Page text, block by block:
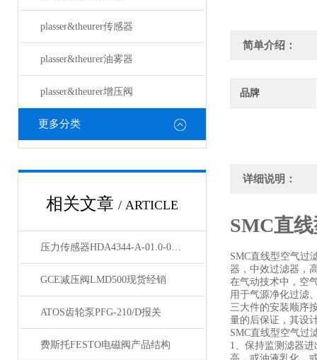
plasser&theurer传感器
plasser&theurer油雾器
plasser&theurer增压阀
更多分类
相关文章 / ARTICLE
压力传感器HDA4344-A-01.0-000-F1 库存
GCE减压阀LMD500现货经销
ATOS齿轮泵PFG-210/D报关
费斯托FESTO电磁阀产品结构
简单介绍：
品牌
详细说明：
SMC直
SMC直线型空气过
器，中效过滤器，
在气动技术中，空
用于气源净化过滤
三大件的安装顺序
量的后保证，其设
SMC直线型空气过
1、保持监测滤器